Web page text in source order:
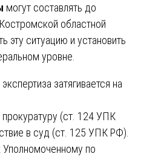
могут составлять до
областной
эту ситуацию и установить
уровне.
затягивается на
(ст. 124 УПК
в суд (ст. 125 УПК РФ).
по